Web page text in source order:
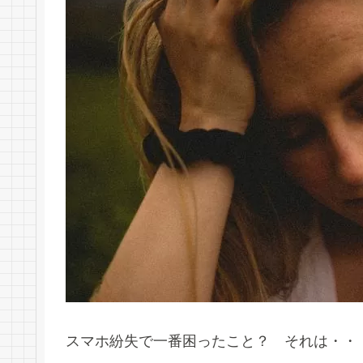
スマホ紛失で一番困ったこと？ それは・・